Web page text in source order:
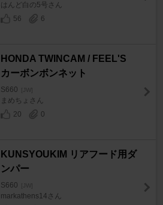
はんど白の5号さん
56
6
HONDA TWINCAM / FEEL'S
カーボンボンネット
S660 [JW]
まめちょさん
20
0
KUNSYOUKIM リアフード用ダ
ンパー
S660 [JW]
markathens14さん